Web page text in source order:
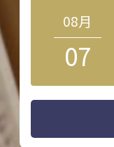
08月
07